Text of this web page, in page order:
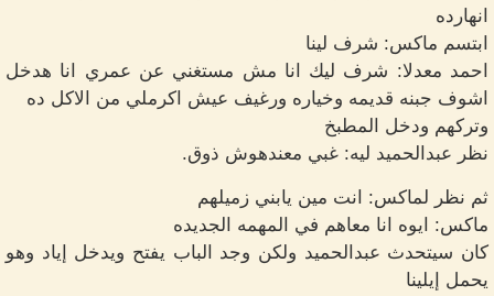
انهارده
ابتسم ماكس: شرف لينا
احمد معدلا: شرف ليك انا مش مستغني عن عمري انا هدخل
اشوف جبنه قديمه وخياره ورغيف عيش اكرملي من الاكل ده
وتركهم ودخل المطبخ
نظر عبدالحميد ليه: غبي معندهوش ذوق.
ثم نظر لماكس: انت مين يابني زميلهم
ماكس: ايوه انا معاهم في المهمه الجديده
كان سيتحدث عبدالحميد ولكن وجد الباب يفتح ويدخل إياد وهو
يحمل إيلينا